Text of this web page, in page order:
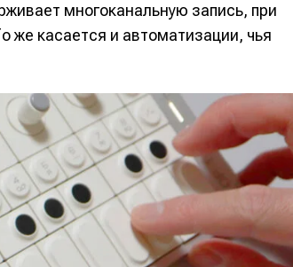
многоканальную запись, при
же касается и автоматизации, чья